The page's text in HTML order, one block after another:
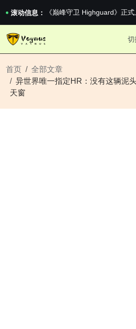
滚动信息：
iPhone 16e 发布，苹果你不
《巅峰守卫 Highguard》正式
切
首页
全部文章
异世界唯一指定HR：没有这辆泥
天窗